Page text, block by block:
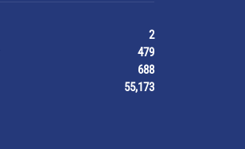
2
479
688
55,173